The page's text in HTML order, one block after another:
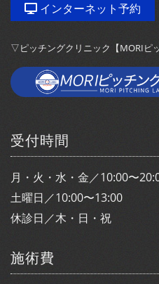
インターネット予約
▽ピッチングクリニック【MORIピ
受付時間
月・火・水・金／10:00〜
土曜日／10:00〜13:00
休診日／木・日・祝
施術費